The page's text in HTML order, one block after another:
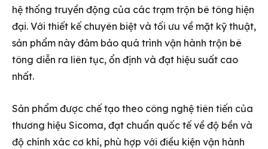
hệ thống truyền động của các trạm trộn bê tông hiện
đại. Với thiết kế chuyên biệt và tối ưu về mặt kỹ thuật,
sản phẩm này đảm bảo quá trình vận hành trộn bê
tông diễn ra liên tục, ổn định và đạt hiệu suất cao
nhất.
Sản phẩm được chế tạo theo công nghệ tiên tiến của
thương hiệu Sicoma, đạt chuẩn quốc tế về độ bền và
độ chính xác cơ khí, phù hợp với điều kiện vận hành